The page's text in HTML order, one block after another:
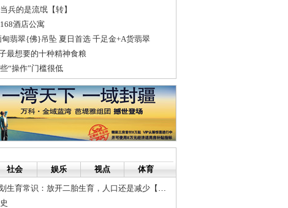
兵的是流氓【转】
酒店公寓
翡翠{佛}吊坠 夏日首选 千足金+A货翡翠
最想要的十种精神食粮
“操作”门槛很低
社会 娱乐 视点 体育
生育常识：放开二胎生育，人口还是减少【转】